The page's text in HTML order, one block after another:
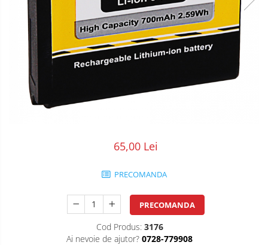
POS/Scanere coduri de bare
Scule electrice
Smartwatch
65,00 Lei
PRECOMANDA
PRECOMANDA
Cod Produs: 3176
Ai nevoie de ajutor? 0728-779908